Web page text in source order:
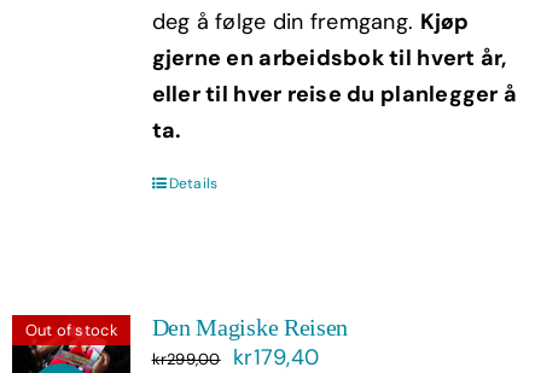
deg å følge din fremgang. Kjøp
gjerne en arbeidsbok til hvert år,
eller til hver reise du planlegger å
ta.
Details
Out of stock Den Magiske Reisen
kr299,00
Opprinnelig
kr179,40Nåværende